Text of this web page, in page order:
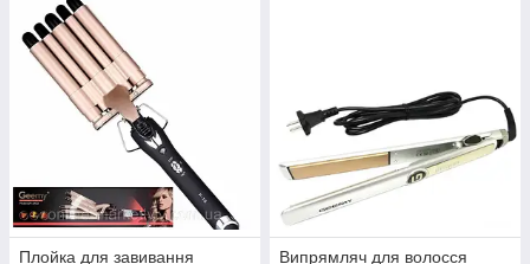
Плойка для завивання
Випрямляч для волосся